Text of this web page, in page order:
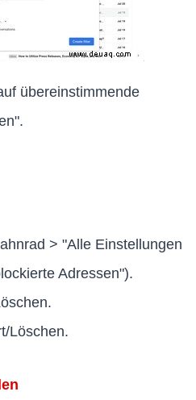
übereinstimmende
> "Alle Einstellungen
Adressen").
Löschen.